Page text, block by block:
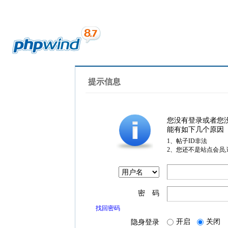
提示信息
您没有登录或者您
能有如下几个原因
1、帖子ID非法
2、您还不是站点会员
密 码
找回密码
隐身登录 开启 关闭